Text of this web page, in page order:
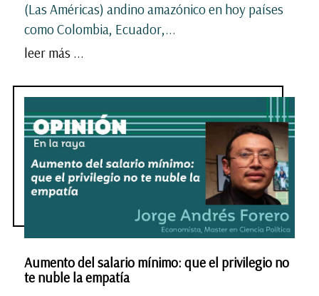
(Las Américas) andino amazónico en hoy países
como Colombia, Ecuador,...
leer más ...
Aumento del salario mínimo: que el privilegio no
te nuble la empatía